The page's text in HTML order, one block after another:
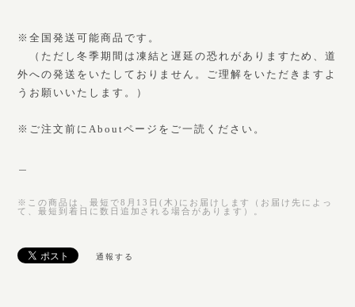
※全国発送可能商品です。
（ただし冬季期間は凍結と遅延の恐れがありますため、道
外への発送をいたしておりません。ご理解をいただきますよ
うお願いいたします。）
※ご注文前にAboutページをご一読ください。
※この商品は、最短で8月13日(木)にお届けします（お届け先によっ
て、最短到着日に数日追加される場合があります）。
通報する